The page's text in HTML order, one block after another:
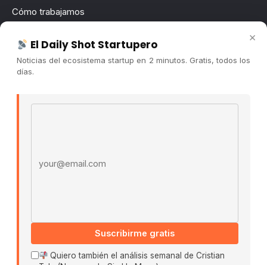
Cómo trabajamos
Contacto
Publicidad
Es La Hora de Aprender ↗
Políticas De Privacidad · Términos De Uso
×
El Daily Shot Startupero
Noticias del ecosistema startup en 2 minutos. Gratis, todos los
días.
Suscribirme gratis
Quiero también el análisis semanal de Cristian